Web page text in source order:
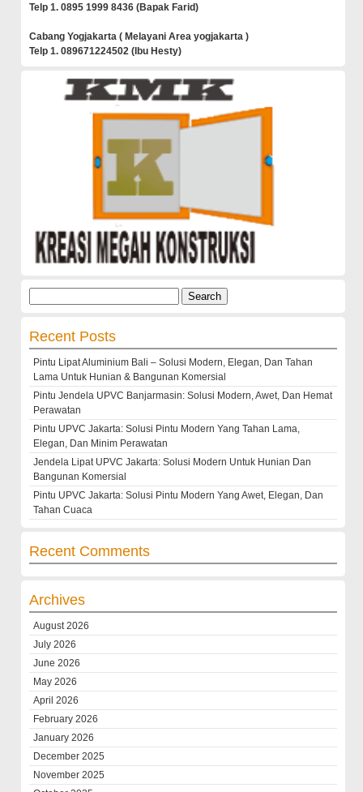
Telp 1. 0895 1999 8436 (Bapak Farid)
Cabang Yogjakarta ( Melayani Area yogjakarta )
Telp 1. 089671224502 (Ibu Hesty)
for:
Recent Posts
Pintu Lipat Aluminium Bali – Solusi Modern, Elegan, Dan Tahan
Lama Untuk Hunian & Bangunan Komersial
Pintu Jendela UPVC Banjarmasin: Solusi Modern, Awet, Dan Hemat
Perawatan
Pintu UPVC Jakarta: Solusi Pintu Modern Yang Tahan Lama,
Elegan, Dan Minim Perawatan
Jendela Lipat UPVC Jakarta: Solusi Modern Untuk Hunian Dan
Bangunan Komersial
Pintu UPVC Jakarta: Solusi Pintu Modern Yang Awet, Elegan, Dan
Tahan Cuaca
Recent Comments
Archives
August 2026
July 2026
June 2026
May 2026
April 2026
February 2026
January 2026
December 2025
November 2025